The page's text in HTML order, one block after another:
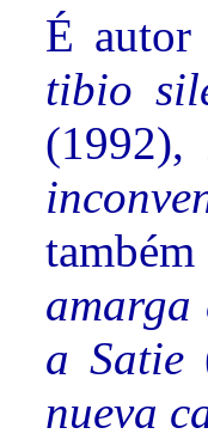
É
tibio
(1992),
amarga
a Satie
nueva